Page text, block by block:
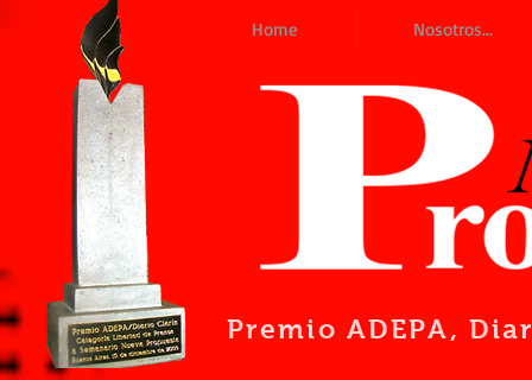
Home Nosotros...
Premio ADEPA,